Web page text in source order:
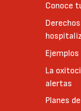
Conoce
La
alertas
Planes